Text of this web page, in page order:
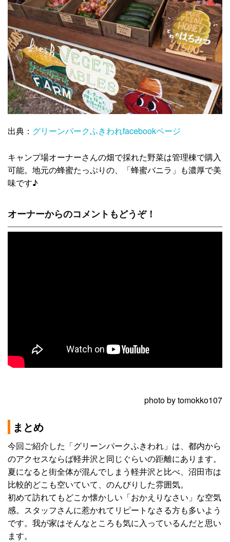
出典： グリーンパークふきわれfacebookページ
キャンプ場オーナーさんの畑で採れた野菜は管理棟で購入
可能。地元の蜂蜜たっぷりの、「蜂蜜バニラ」も濃厚で美
味です♪
オーナーからのコメントもどうぞ！
photo by tomokko107
まとめ
今回ご紹介した「グリーンパークふきわれ」は、都内から
のアクセスならば軽井沢と同じぐらいの距離にあります。
夏になると街全体が混んでしまう軽井沢と比べ、沼田市は
比較的どこも空いていて、のんびりした雰囲気。
初めて訪れてもどこか懐かしい「おかえりなさい」な空気
感。スタッフさんに惹かれてリピートなさる方も多いよう
です。我が家はそんなところも気に入っているんだと思い
ます。